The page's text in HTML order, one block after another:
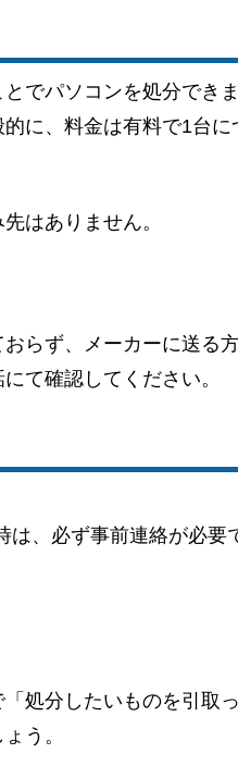
でパソコンを処分でき
に、料金は有料で1台に
はありません。
らず、メーカーに送る
て確認してください。
、必ず事前連絡が必要
処分したいものを引取
う。